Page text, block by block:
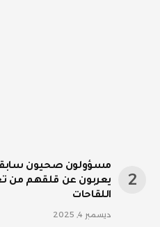
مسؤولون صحيون
يعربون عن قلقهم من
اللقاحات
ديسمبر 4, 2025